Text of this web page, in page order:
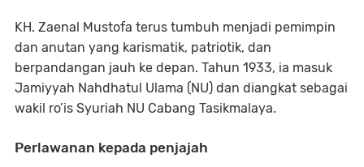
KH. Zaenal Mustofa terus tumbuh menjadi pemimpin
dan anutan yang karismatik, patriotik, dan
berpandangan jauh ke depan. Tahun 1933, ia masuk
Jamiyyah Nahdhatul Ulama (NU) dan diangkat sebagai
wakil ro’is Syuriah NU Cabang Tasikmalaya.
Perlawanan kepada penjajah